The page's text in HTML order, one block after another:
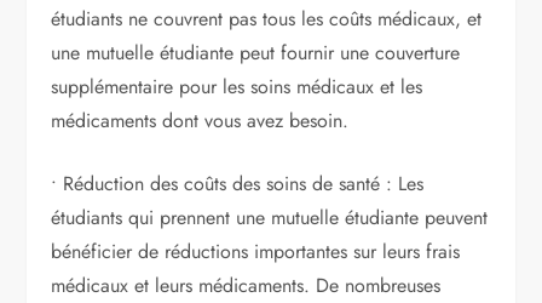
étudiants ne couvrent pas tous les coûts médicaux, et
une mutuelle étudiante peut fournir une couverture
supplémentaire pour les soins médicaux et les
médicaments dont vous avez besoin.
• Réduction des coûts des soins de santé : Les
étudiants qui prennent une mutuelle étudiante peuvent
bénéficier de réductions importantes sur leurs frais
médicaux et leurs médicaments. De nombreuses